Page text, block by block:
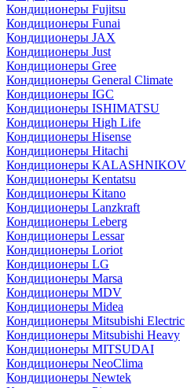
Кондиционеры Fujitsu
Кондиционеры Funai
Кондиционеры JAX
Кондиционеры Just
Кондиционеры Gree
Кондиционеры General Climate
Кондиционеры IGC
Кондиционеры ISHIMATSU
Кондиционеры High Life
Кондиционеры Hisense
Кондиционеры Hitachi
Кондиционеры KALASHNIKOV
Кондиционеры Kentatsu
Кондиционеры Kitano
Кондиционеры Lanzkraft
Кондиционеры Leberg
Кондиционеры Lessar
Кондиционеры Loriot
Кондиционеры LG
Кондиционеры Marsa
Кондиционеры MDV
Кондиционеры Midea
Кондиционеры Mitsubishi Electric
Кондиционеры Mitsubishi Heavy
Кондиционеры MITSUDAI
Кондиционеры NeoClima
Кондиционеры Newtek